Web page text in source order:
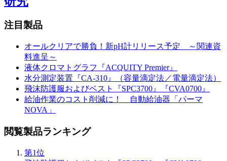
注目製品
オールクリアで勝負！新pH計リリース予定 ～関連資
料進呈～
液体クロマトグラフ『ACQUITY Premier』
水分測定装置『CA-310』（容量滴定法／電量滴定法）
飛沫防護服およびベスト『SPC3700』『CVA0700』
給油作業のコスト削減に！ 自動給油器「パーマ
NOVA」
閲覧製品ランキング
第1位